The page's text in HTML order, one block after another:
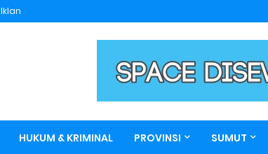
Iklan
HUKUM & KRIMINAL PROVINSI SUMUT